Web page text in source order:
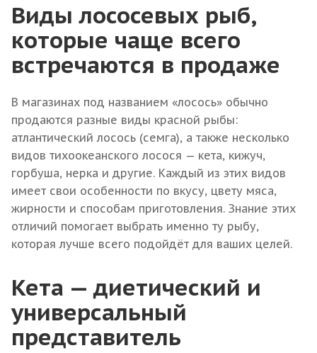
Виды лососевых рыб,
которые чаще всего
встречаются в продаже
В магазинах под названием «лосось» обычно
продаются разные виды красной рыбы:
атлантический лосось (семга), а также несколько
видов тихоокеанского лосося — кета, кижуч,
горбуша, нерка и другие. Каждый из этих видов
имеет свои особенности по вкусу, цвету мяса,
жирности и способам приготовления. Знание этих
отличий помогает выбрать именно ту рыбу,
которая лучше всего подойдёт для ваших целей.
Кета — диетический и
универсальный
представитель